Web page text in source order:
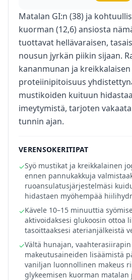
Matalan GI:n (38) ja
kuorman (12,6) ansiosta
tuottavat hellävaraisen,
nousun jyrkän piikin sijaan.
kananmunan ja
proteiinipitoisuus
mustikoiden kuituun
imeytymistä, tarjoten
tunnin ajan.
VERENSOKERITIPAT
✓Syö mustikat ja kreikkalainen
ennen pannukakkuja
ruoansulatusjärjestelmäsi
hidastaen myöhempää
✓Kävele 10–15 minuuttia
aktivoidaksesi glukoosin ottoa
tasoittaaksesi aterianjälkeistä
✓Vältä hunajan,
makeutusaineiden lisäämistä
vaniljan luonnollinen makeus
glykeemisen kuorman